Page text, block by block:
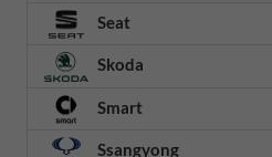
Seat
Skoda
Smart
Ssangyong